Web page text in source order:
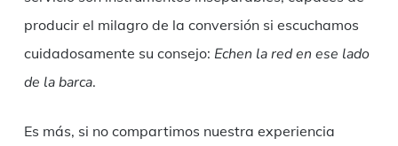
producir el milagro de la conversión si escuchamos
cuidadosamente su consejo: Echen la red en ese lado
de la barca.
Es más, si no compartimos nuestra experiencia